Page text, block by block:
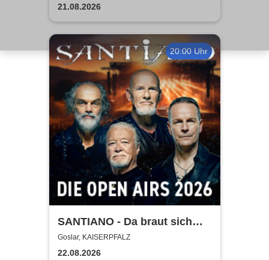
21.08.2026
20:00 Uhr
SANTIANO - Da braut sich
was zusammen - Open Air
2026
Goslar, KAISERPFALZ
22.08.2026